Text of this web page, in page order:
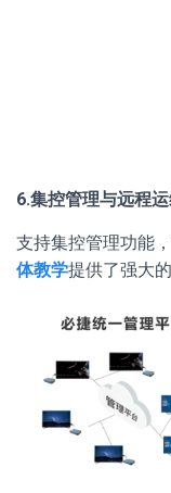
6.集控管理与远程运
支持集控管理功能
体教学提供了强大